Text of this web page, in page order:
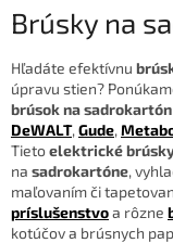
Brúsky na
Hľadáte efektívnu
úpravu stien?
brúsok na sadrokartón
DeWALT, Gude,
Tietoelektrické
na sadrokartóne,
maľovaním či
príslušenstvoa rôzne
kotúčov a brúsnych